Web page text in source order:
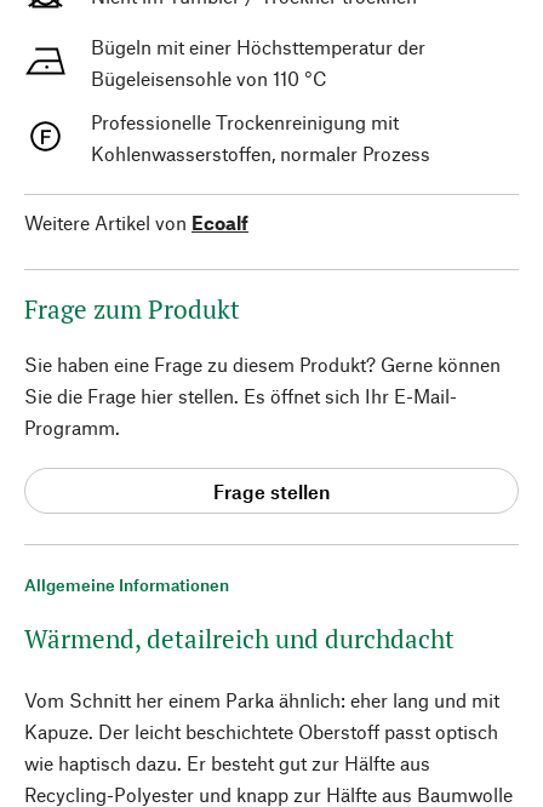
Allgemeine Informationen
Wärmend, detailreich und durchdacht
Vom Schnitt her einem Parka ähnlich: eher lang und mit
Kapuze. Der leicht beschichtete Oberstoff passt optisch
wie haptisch dazu. Er besteht gut zur Hälfte aus
Recycling-Polyester und knapp zur Hälfte aus Baumwolle
Bügeln mit einer Höchsttemperatur der
Bügeleisensohle von 110 °C
Professionelle Trockenreinigung mit
Kohlenwasserstoffen, normaler Prozess
Weitere Artikel von Ecoalf
Frage zum Produkt
Sie haben eine Frage zu diesem Produkt? Gerne können
Sie die Frage hier stellen. Es öffnet sich Ihr E-Mail-
Programm.
Frage stellen